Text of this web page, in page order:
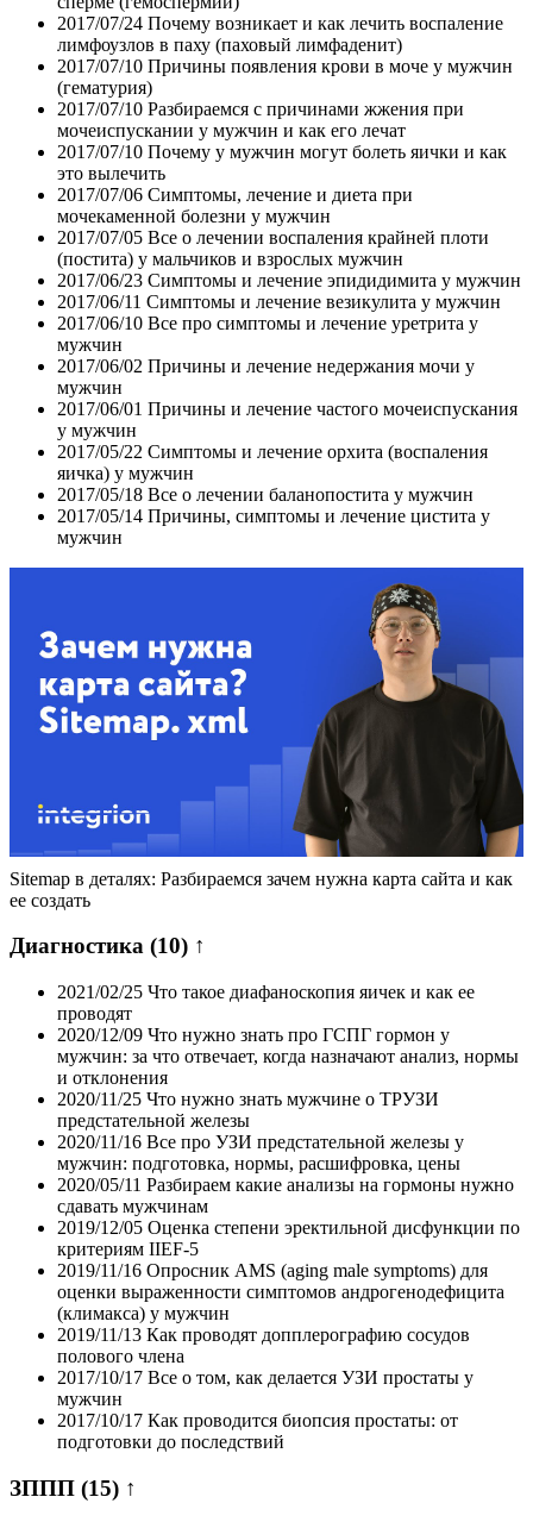
2017/07/24 Почему возникает и как лечить воспаление
лимфоузлов в паху (паховый лимфаденит)
2017/07/10 Причины появления крови в моче у мужчин
(гематурия)
2017/07/10 Разбираемся с причинами жжения при
мочеиспускании у мужчин и как его лечат
2017/07/10 Почему у мужчин могут болеть яички и как
это вылечить
2017/07/06 Симптомы, лечение и диета при
мочекаменной болезни у мужчин
2017/07/05 Все о лечении воспаления крайней плоти
(постита) у мальчиков и взрослых мужчин
2017/06/23 Симптомы и лечение эпидидимита у мужчин
2017/06/11 Симптомы и лечение везикулита у мужчин
2017/06/10 Все про симптомы и лечение уретрита у
мужчин
2017/06/02 Причины и лечение недержания мочи у
мужчин
2017/06/01 Причины и лечение частого мочеиспускания
у мужчин
2017/05/22 Симптомы и лечение орхита (воспаления
яичка) у мужчин
2017/05/18 Все о лечении баланопостита у мужчин
2017/05/14 Причины, симптомы и лечение цистита у
мужчин
Sitemap в деталях: Разбираемся зачем нужна карта сайта и как
ее создать
Диагностика (10) ↑
2021/02/25 Что такое диафаноскопия яичек и как ее
проводят
2020/12/09 Что нужно знать про ГСПГ гормон у
мужчин: за что отвечает, когда назначают анализ, нормы
и отклонения
2020/11/25 Что нужно знать мужчине о ТРУЗИ
предстательной железы
2020/11/16 Все про УЗИ предстательной железы у
мужчин: подготовка, нормы, расшифровка, цены
2020/05/11 Разбираем какие анализы на гормоны нужно
сдавать мужчинам
2019/12/05 Оценка степени эректильной дисфункции по
критериям IIEF-5
2019/11/16 Опросник AMS (aging male symptoms) для
оценки выраженности симптомов андрогенодефицита
(климакса) у мужчин
2019/11/13 Как проводят допплерографию сосудов
полового члена
2017/10/17 Все о том, как делается УЗИ простаты у
мужчин
2017/10/17 Как проводится биопсия простаты: от
подготовки до последствий
ЗППП (15) ↑